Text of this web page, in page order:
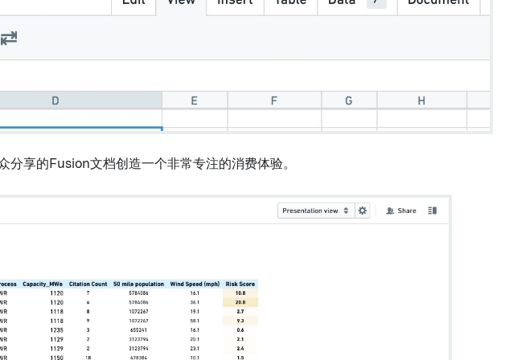
享的Fusion文档创造一个非常专注的消费体验。